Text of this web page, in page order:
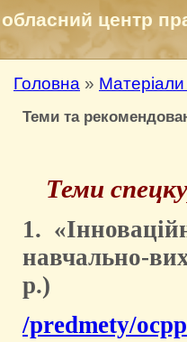
центр
Головна »
Теми та
Теми
1.
навчально-
р.)
/predmety/